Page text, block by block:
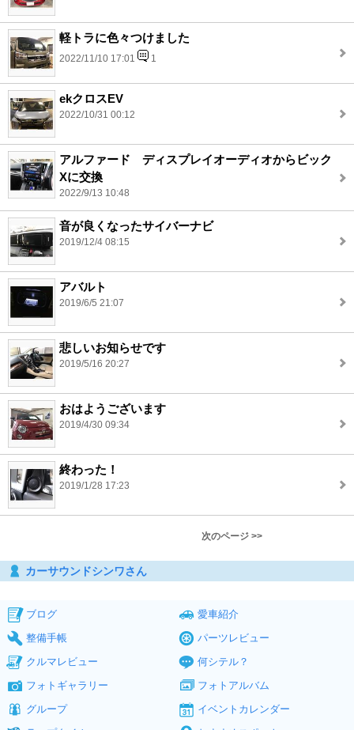
軽トラに色々つけました
2022/11/10 17:01 1
ekクロスEV
2022/10/31 00:12
アルファード ディスプレイオーディオからビック
Xに交換
2022/9/13 10:48
音が良くなったサイバーナビ
2019/12/4 08:15
アバルト
2019/6/5 21:07
悲しいお知らせです
2019/5/16 20:27
おはようございます
2019/4/30 09:34
終わった！
2019/1/28 17:23
次のページ >>
カーサウンドシンワさん
ブログ
愛車紹介
整備手帳
パーツレビュー
クルマレビュー
何シテル？
フォトギャラリー
フォトアルバム
グループ
イベントカレンダー